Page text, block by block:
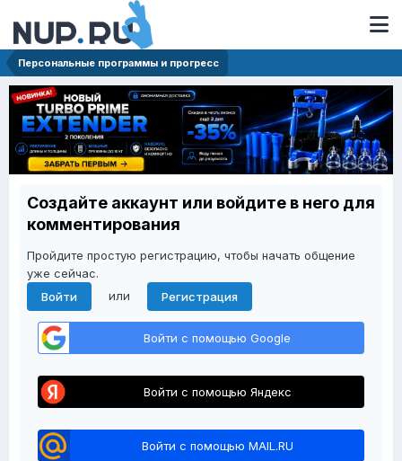
Персональные программы и прогресс
Создайте аккаунт или войдите в него для
комментирования
Пройдите простую регистрацию, чтобы начать общение
уже сейчас.
Войти
или Регистрация
Войти с помощью Google
Войти с помощью Яндекс
Войти с помощью MAIL.RU